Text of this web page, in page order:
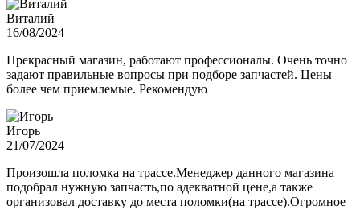
Виталий
16/08/2024
Прекрасный магазин, работают профессионалы. Очень точно
задают правильные вопросы при подборе запчастей. Цены
более чем приемлемые. Рекомендую
Игорь
21/07/2024
Произошла поломка на трассе.Менеджер данного магазина
подобрал нужную запчасть,по адекватной цене,а также
организовал доставку до места поломки(на трассе).Огромное